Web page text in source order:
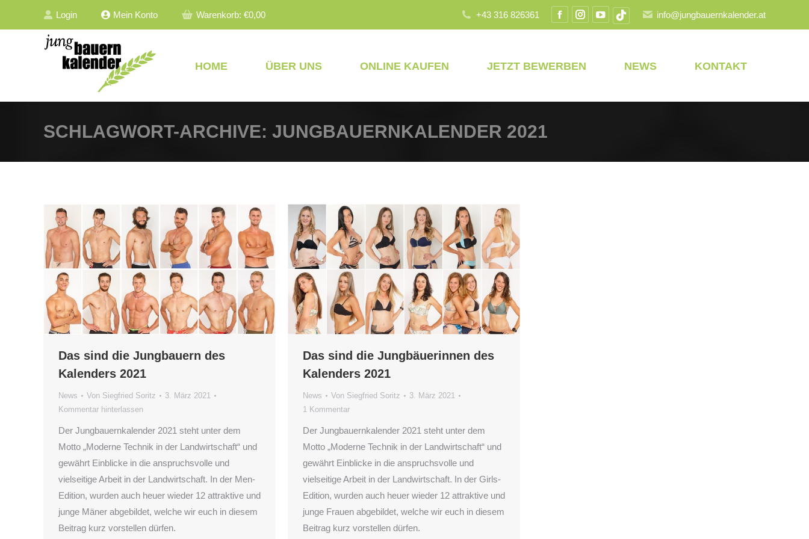
Login Mein Konto Warenkorb: €0,00 +43 316 826361
Facebook
in
Instagram
in
YouTubeTikTok
in
info@jungbauernkalender.at
HOME ÜBER UNS ONLINE KAUFEN JETZT BEWERBEN NEWS KONTAKT
SCHLAGWORT-ARCHIVE: JUNGBAUERNKALENDER 2021
Das sind die Jungbauern des
Kalenders 2021
News Von Siegfried Soritz
3. März 2021
Kommentar hinterlassen
Der Jungbauernkalender 2021 steht unter dem
Motto „Moderne Technik in der Landwirtschaft“ und
gewährt Einblicke in die anspruchsvolle und
vielseitige Arbeit in der Landwirtschaft. In der Men-
Edition, wurden auch heuer wieder 12 attraktive und
junge Mäner abgebildet, welche wir euch in diesem
Beitrag kurz vorstellen dürfen.
Das sind die Jungbäuerinnen des
Kalenders 2021
News Von Siegfried Soritz
3. März 2021
1 Kommentar
Der Jungbauernkalender 2021 steht unter dem
Motto „Moderne Technik in der Landwirtschaft“ und
gewährt Einblicke in die anspruchsvolle und
vielseitige Arbeit in der Landwirtschaft. In der Girls-
Edition, wurden auch heuer wieder 12 attraktive und
junge Frauen abgebildet, welche wir euch in diesem
Beitrag kurz vorstellen dürfen.